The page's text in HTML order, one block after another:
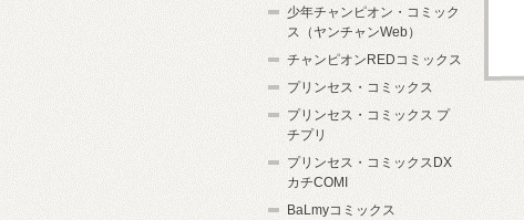
少年チャンピオン・コミック
ス（ヤンチャンWeb）
チャンピオンREDコミックス
プリンセス・コミックス
プリンセス・コミックス プ
チプリ
プリンセス・コミックスDX
カチCOMI
BaLmyコミックス